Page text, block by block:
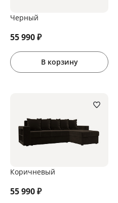
Черный
55 990₽
В корзину
Коричневый
55 990₽